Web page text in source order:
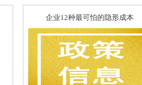
企业12种最可怕的隐形成本